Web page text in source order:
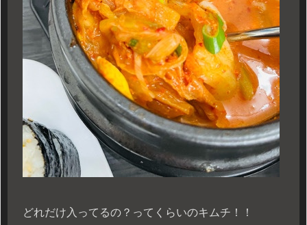
どれだけ入ってるの？ってくらいのキムチ！！